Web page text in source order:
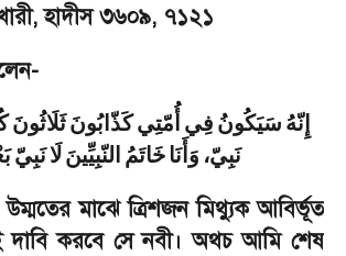
,হাদীস ৩৬০৯, ৭১২১
-
إِنّهُ سَيَكُونُ فِي أُمّتِيكَذّابُونَثَلَاثُونَ
نَبِيّ، وَأَنَا خَاتَمُ النّبِيِّينَ لَانَبِيّ
মাঝে ত্রিশজন মিথ্যুক আবির্ভূত
দাবি করবে সে নবী। অথচ আমি শেষ